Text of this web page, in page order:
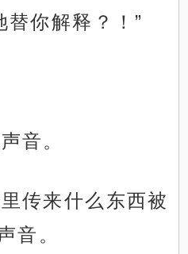
替你解释？！”
音。
传来什么东西被
音。